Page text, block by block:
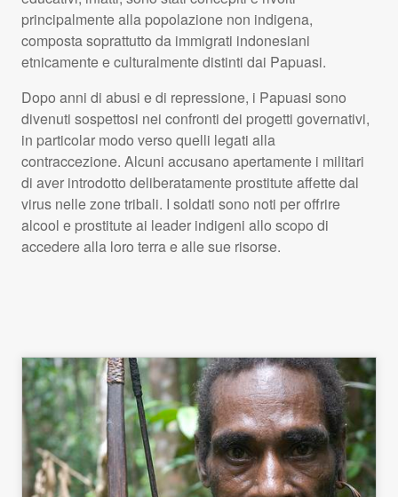
principalmente alla popolazione non indigena,
composta soprattutto da immigrati indonesiani
etnicamente e culturalmente distinti dai Papuasi.
Dopo anni di abusi e di repressione, i Papuasi sono
divenuti sospettosi nei confronti dei progetti governativi,
in particolar modo verso quelli legati alla
contraccezione. Alcuni accusano apertamente i militari
di aver introdotto deliberatamente prostitute affette dal
virus nelle zone tribali. I soldati sono noti per offrire
alcool e prostitute ai leader indigeni allo scopo di
accedere alla loro terra e alle sue risorse.